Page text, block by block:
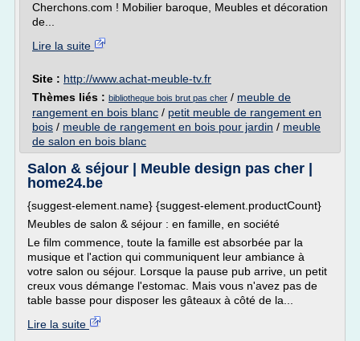
Cherchons.com ! Mobilier baroque, Meubles et décoration
de...
Lire la suite
Site : http://www.achat-meuble-tv.fr
Thèmes liés : bibliotheque bois brut pas cher / meuble de
rangement en bois blanc / petit meuble de rangement en
bois / meuble de rangement en bois pour jardin / meuble
de salon en bois blanc
Salon & séjour | Meuble design pas cher |
home24.be
{suggest-element.name} {suggest-element.productCount}
Meubles de salon & séjour : en famille, en société
Le film commence, toute la famille est absorbée par la
musique et l'action qui communiquent leur ambiance à
votre salon ou séjour. Lorsque la pause pub arrive, un petit
creux vous démange l'estomac. Mais vous n'avez pas de
table basse pour disposer les gâteaux à côté de la...
Lire la suite